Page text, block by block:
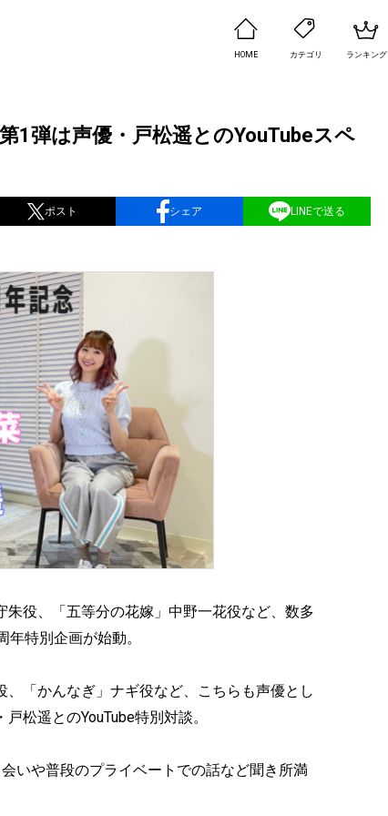
HOME カテゴリ ランキング
1弾は声優・戸松遥とのYouTubeスペ
ポスト シェア LINEで送る
朱役、「五等分の花嫁」中野一花役など、数多
特別企画が始動。
「かんなぎ」ナギ役など、こちらも声優とし
松遥とのYouTube特別対談。
いや普段のプライベートでの話など聞き所満